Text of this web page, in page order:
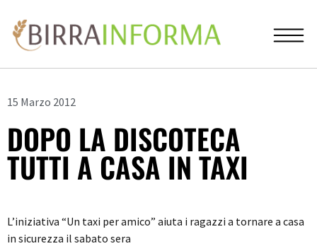
15 Marzo 2012
DOPO LA DISCOTECA
TUTTI A CASA IN TAXI
L’iniziativa “Un taxi per amico” aiuta i ragazzi a tornare a casa
in sicurezza il sabato sera